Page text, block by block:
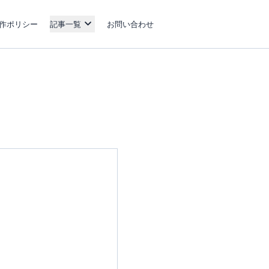
ポリシー 記事一覧 お問い合わせ